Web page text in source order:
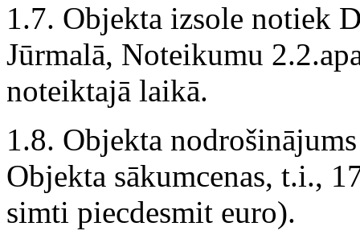
1.7. Objekta izsole notiek
Jūrmalā, Noteikumu
noteiktajā laikā.
1.8. Objekta
Objekta sākumcenas, t.i.,
simti piecdesmit euro).